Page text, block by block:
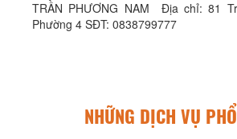
TRẦN PHƯƠNG NAM Địa chỉ: 81
Phường 4 SĐT: 0838799777
NHỮNG DỊCH VỤ